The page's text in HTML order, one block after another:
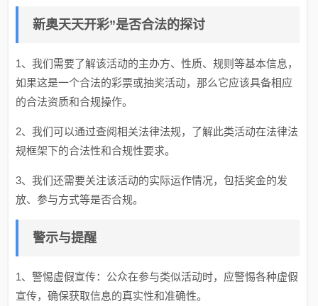
新奥天天开彩”是否合法的探讨
1、我们需要了解该活动的主办方、性质、规则等基本信息，
如果这是一个合法的彩票或抽奖活动，那么它应该具备相应
的合法资质和合规操作。
2、我们可以通过查阅相关法律法规，了解此类活动在法律法
规框架下的合法性和合规性要求。
3、我们还需要关注该活动的实际运作情况，包括奖金的发
放、参与方式等是否合规。
警示与提醒
1、警惕虚假宣传：公众在参与类似活动时，应警惕各种虚假
宣传，确保获取信息的真实性和准确性。